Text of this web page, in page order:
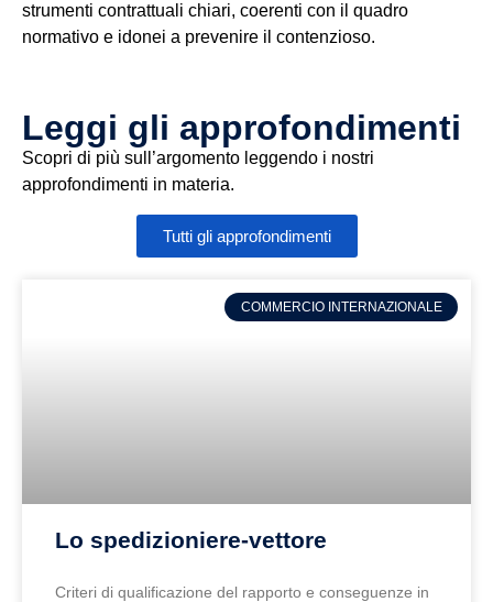
strumenti contrattuali chiari, coerenti con il quadro
normativo e idonei a prevenire il contenzioso.
Leggi gli approfondimenti
Scopri di più sull’argomento leggendo i nostri
approfondimenti in materia.
Tutti gli approfondimenti
COMMERCIO INTERNAZIONALE
Lo spedizioniere-vettore
Criteri di qualificazione del rapporto e conseguenze in